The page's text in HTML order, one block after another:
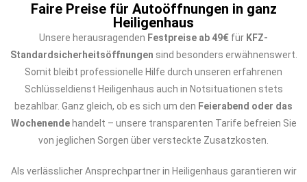
Faire Preise für Autoöffnungen in ganz
Heiligenhaus
Unsere herausragenden Festpreise ab 49€ für KFZ-
Standardsicherheitsöffnungen sind besonders erwähnenswert.
Somit bleibt professionelle Hilfe durch unseren erfahrenen
Schlüsseldienst Heiligenhaus auch in Notsituationen stets
bezahlbar. Ganz gleich, ob es sich um den Feierabend oder das
Wochenendehandelt – unsere transparenten Tarife befreien Sie
von jeglichen Sorgen über versteckte Zusatzkosten.
Als verlässlicher Ansprechpartner in Heiligenhaus garantieren wir